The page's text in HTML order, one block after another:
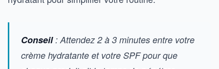
Conseil: Attendez 2 à 3 minutes entre votre
crème hydratante et votre SPF pour que